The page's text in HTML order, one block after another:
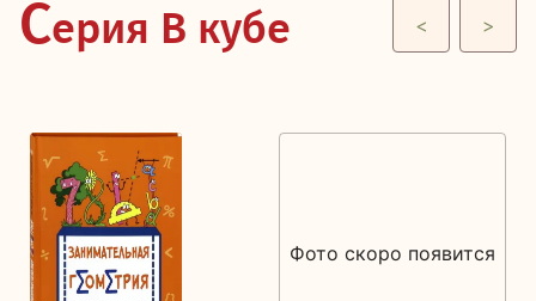
Серия В кубе < >
Фото скоро появится